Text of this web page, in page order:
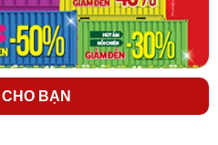
bền tốt
nhiệt độ cao từ bếp, lâu bị mài
có thiết kế nhiều khe hở nhỏ
BẠN